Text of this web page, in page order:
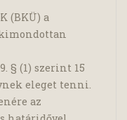
(BKÜ) a
§ (1) szerint 15
eleget tenni.
az